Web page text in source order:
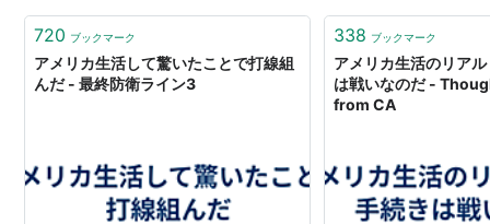
720 ブックマーク
アメリカ生活して驚いたことで打線組
んだ - 最終防衛ライン3
338 ブックマーク
アメリカ生活のリア
は戦いなのだ -
from CA